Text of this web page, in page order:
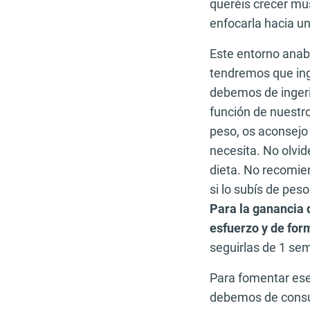
queréis crecer
enfocarla hacia
Este entorno
tendremos que
debemos de
función de
peso, os
necesita. No
dieta. No
si lo subís de
Para la ganancia
esfuerzo y de
seguirlas de 1
Para fomentar
debemos de